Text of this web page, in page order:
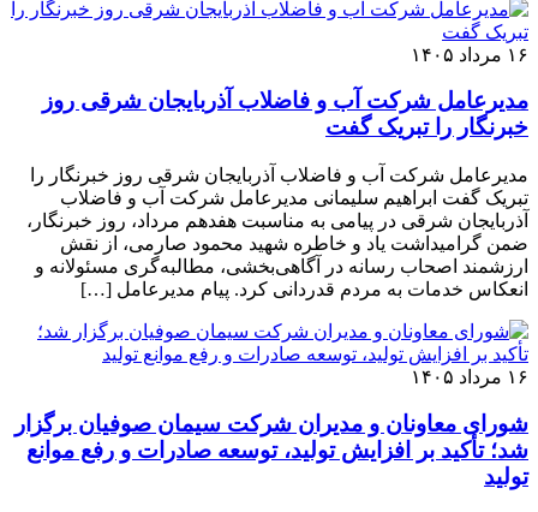
۱۶ مرداد ۱۴۰۵
مدیرعامل شرکت آب و فاضلاب آذربایجان شرقی روز
خبرنگار را تبریک گفت
مدیرعامل شرکت آب و فاضلاب آذربایجان شرقی روز خبرنگار را
تبریک گفت ابراهیم سلیمانی مدیرعامل شرکت آب و فاضلاب
آذربایجان شرقی در پیامی به مناسبت هفدهم مرداد، روز خبرنگار،
ضمن گرامیداشت یاد و خاطره شهید محمود صارمی، از نقش
ارزشمند اصحاب رسانه در آگاهی‌بخشی، مطالبه‌گری مسئولانه و
انعکاس خدمات به مردم قدردانی کرد. پیام مدیرعامل […]
۱۶ مرداد ۱۴۰۵
شورای معاونان و مدیران شرکت سیمان صوفیان برگزار
شد؛ تأکید بر افزایش تولید، توسعه صادرات و رفع موانع
تولید